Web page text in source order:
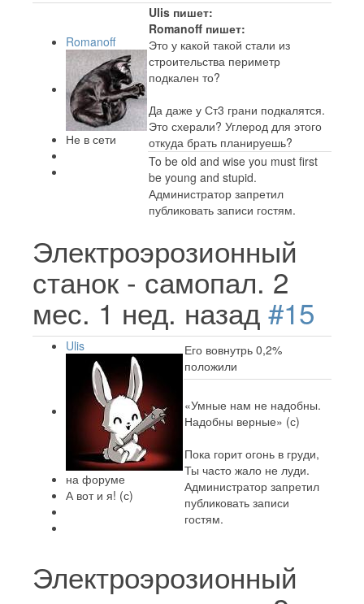
Romanoff
Не в сети
Ulis пишет:
Romanoff пишет:
Это у какой такой стали из
строительства периметр
подкален то?
Да даже у Ст3 грани подкалятся.
Это схерали? Углерод для этого
откуда брать планируешь?
To be old and wise you must first
be young and stupid.
Администратор запретил
публиковать записи гостям.
Электроэрозионный
станок - самопал. 2
мес. 1 нед. назад #15
Ulis
на форуме
А вот и я! (с)
Его вовнутрь 0,2%
положили
«Умные нам не надобны.
Надобны верные» (с)
Пока горит огонь в груди,
Ты часто жало не луди.
Администратор запретил
публиковать записи
гостям.
Электроэрозионный